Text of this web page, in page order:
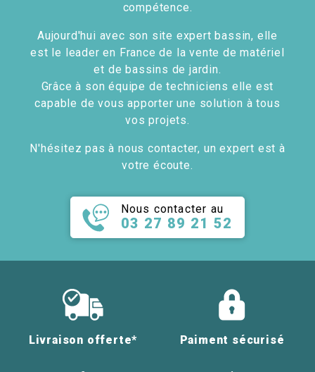
compétence.
Aujourd'hui avec son site expert bassin, elle
est le leader en France de la vente de matériel
et de bassins de jardin.
Grâce à son équipe de techniciens elle est
capable de vous apporter une solution à tous
vos projets.
N'hésitez pas à nous contacter, un expert est à
votre écoute.
Nous contacter au
03 27 89 21 52
Livraison offerte* Paiment sécurisé